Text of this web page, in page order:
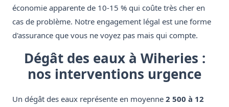
économie apparente de 10-15 % qui coûte très cher en
cas de problème. Notre engagement légal est une forme
d'assurance que vous ne voyez pas mais qui compte.
Dégât des eaux à Wiheries :
nos interventions urgence
Un dégât des eaux représente en moyenne 2 500 à 12